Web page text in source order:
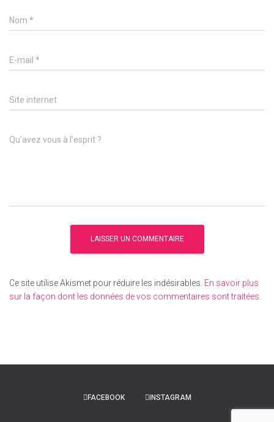
Nom *
E-mail *
Site internet
Qu’avez vous à l’esprit ?
Ce site utilise Akismet pour réduire les indésirables. En savoir plus
sur la façon dont les données de vos commentaires sont traitées
FACEBOOK INSTAGRAM